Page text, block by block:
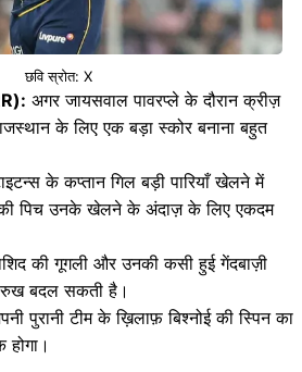
छवि स्रोत: X
अगर जायसवाल पावरप्ले के दौरान क्रीज़
के लिए एक बड़ा स्कोर बनाना बहुत
के कप्तान गिल बड़ी पारियाँ खेलने में
पिच उनके खेलने के अंदाज़ के लिए एकदम
की गूगली और उनकी कसी हुई गेंदबाज़ी
बदल सकती है।
पुरानी टीम के ख़िलाफ़ बिश्नोई की स्पिन का